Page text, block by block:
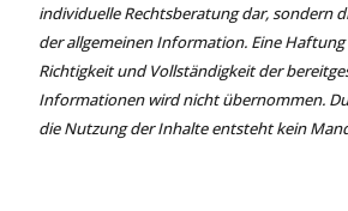
individuelle Rechtsberatung dar, sondern
der allgemeinen Information. Eine
Richtigkeit und Vollständigkeit der
Informationen wird nicht übernommen.
die Nutzung der Inhalte entsteht kein